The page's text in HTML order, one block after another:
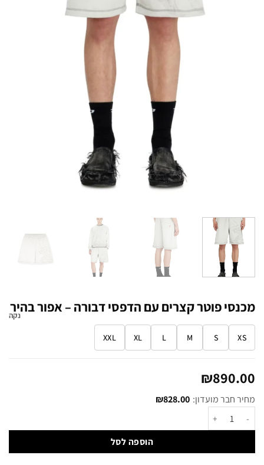
מכנסי פוטר קצרים עם הדפסי דבורה – אפור בהיר
XS
S
M
L
XL
XXL
נקה
₪890.00
מחיר חבר מועדון: ₪828.00
הוספה לסל